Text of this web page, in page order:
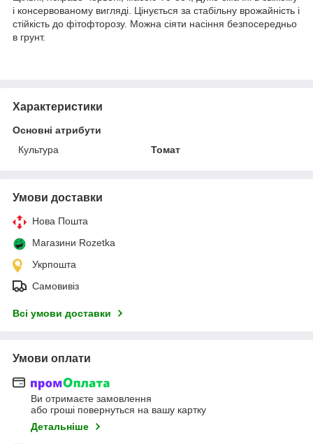
і консервованому вигляді. Цінується за стабільну врожайність і
стійкість до фітофторозу. Можна сіяти насіння безпосередньо
в грунт.
Характеристики
Основні атрибути
Культура
Томат
Умови доставки
Нова Пошта
Магазини Rozetka
Укрпошта
Самовивіз
Всі умови доставки
Умови оплати
Ви отримаєте замовлення
або гроші повернуться на вашу картку
Детальніше